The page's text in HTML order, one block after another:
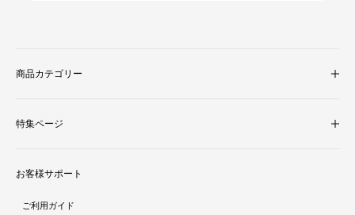
商品カテゴリー
照明・ライト
ダイニング
特集ページ
人気商品ランキング
お客様サポート
ご利用ガイド